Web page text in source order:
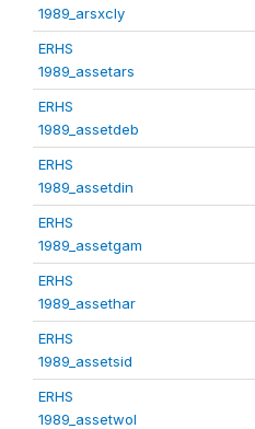
1989_arsxcly
ERHS
1989_assetars
ERHS
1989_assetdeb
ERHS
1989_assetdin
ERHS
1989_assetgam
ERHS
1989_assethar
ERHS
1989_assetsid
ERHS
1989_assetwol